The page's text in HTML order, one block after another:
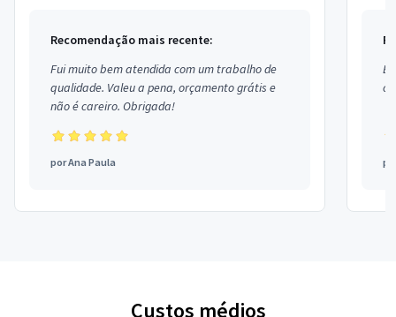
Recomendação mais recente:
Fui muito bem atendida com um trabalho de
qualidade. Valeu a pena, orçamento grátis e
não é careiro. Obrigada!
porAna Paula
Custos médios